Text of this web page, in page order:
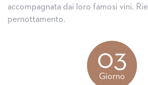
accompagnata dai loro famosi vini.
pernottamento.
03
Giorno